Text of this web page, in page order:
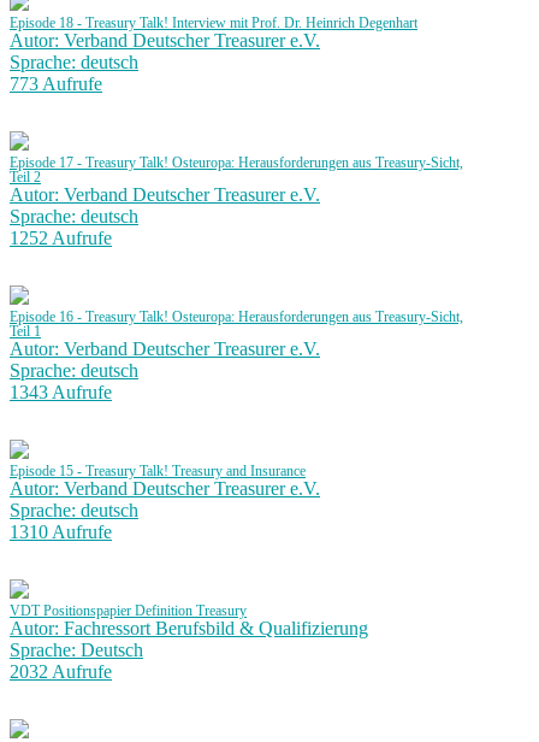
Episode 18 - Treasury Talk! Interview mit Prof. Dr. Heinrich Degenhart
Autor: Verband Deutscher Treasurer e.V.
Sprache: deutsch
773 Aufrufe
Episode 17 - Treasury Talk! Osteuropa: Herausforderungen aus Treasury-Sicht,
Teil 2
Autor: Verband Deutscher Treasurer e.V.
Sprache: deutsch
1252 Aufrufe
Episode 16 - Treasury Talk! Osteuropa: Herausforderungen aus Treasury-Sicht,
Teil 1
Autor: Verband Deutscher Treasurer e.V.
Sprache: deutsch
1343 Aufrufe
Episode 15 - Treasury Talk! Treasury and Insurance
Autor: Verband Deutscher Treasurer e.V.
Sprache: deutsch
1310 Aufrufe
VDT Positionspapier Definition Treasury
Autor: Fachressort Berufsbild & Qualifizierung
Sprache: Deutsch
2032 Aufrufe